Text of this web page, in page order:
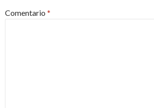
Comentario *